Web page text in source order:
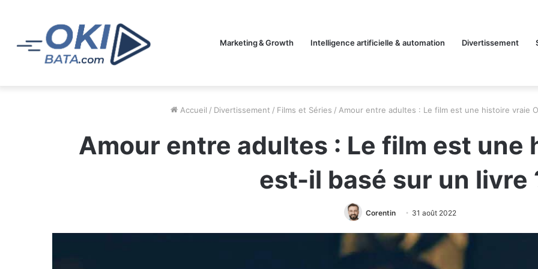
Marketing & Growth Intelligence artificielle & automation Divertissement
Accueil / Divertissement / Films et Séries / Amour entre adultes : Le film est une histoire vraie
Amour entre adultes : Le film est une
est-il basé sur un livre
Corentin 31 août 2022